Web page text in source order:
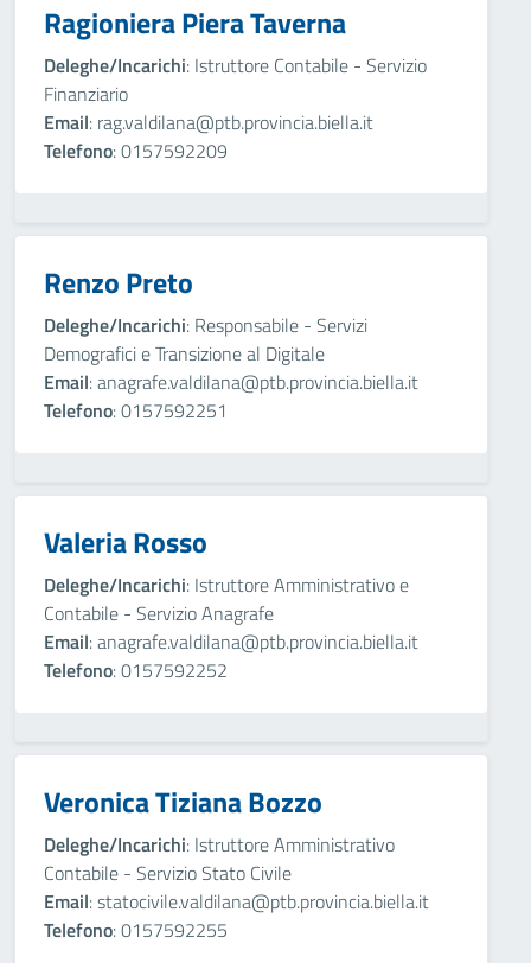
Ragioniera Piera Taverna
Deleghe/Incarichi: Istruttore Contabile - Servizio
Finanziario
Email: rag.valdilana@ptb.provincia.biella.it
Telefono: 0157592209
Renzo Preto
Deleghe/Incarichi: Responsabile - Servizi
Demografici e Transizione al Digitale
Email: anagrafe.valdilana@ptb.provincia.biella.it
Telefono: 0157592251
Valeria Rosso
Deleghe/Incarichi: Istruttore Amministrativo e
Contabile - Servizio Anagrafe
Email: anagrafe.valdilana@ptb.provincia.biella.it
Telefono: 0157592252
Veronica Tiziana Bozzo
Deleghe/Incarichi: Istruttore Amministrativo
Contabile - Servizio Stato Civile
Email: statocivile.valdilana@ptb.provincia.biella.it
Telefono: 0157592255